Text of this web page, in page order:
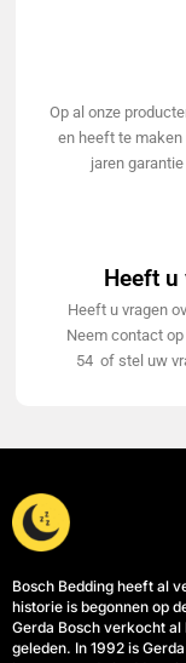
Op al onze
en heeft te maken
jaren
Heeft
Heeft u vragen
Neem contact
54 of stel uw
Bosch Bedding heeft al
historie is begonnen op
Gerda Bosch verkocht
geleden. In 1992 is